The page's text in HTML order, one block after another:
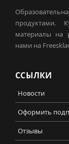
продуктами.
материалы на
нами на
ССЫЛКИ
Новости
Оформить
Отзывы